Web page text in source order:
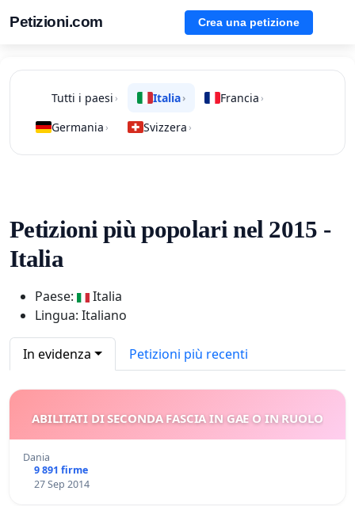
Petizioni.com Crea una petizione
Tutti i paesi › Italia› Francia ›
Germania › Svizzera ›
Petizioni più popolari nel 2015 -
Italia
Paese:
Italia
Lingua: Italiano
In evidenza Petizioni più recenti
ABILITATI DI SECONDA FASCIA IN GAE O IN RUOLO
Dania
9 891 firme
27 Sep 2014